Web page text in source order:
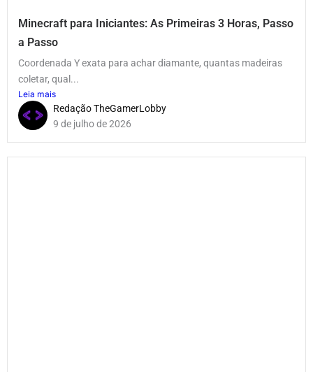
Minecraft para Iniciantes: As Primeiras 3 Horas, Passo
a Passo
Coordenada Y exata para achar diamante, quantas madeiras
coletar, qual...
Leia mais
Redação TheGamerLobby
9 de julho de 2026